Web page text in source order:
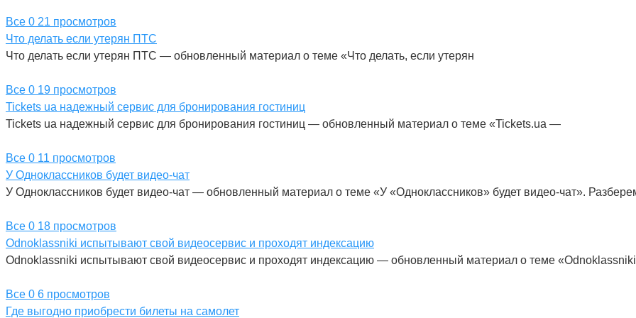
Все 0 21 просмотров
Что делать если утерян ПТС
Что делать если утерян ПТС — обновленный материал о теме «Что делать, если утерян
Все 0 19 просмотров
Tickets ua надежный сервис для бронирования гостиниц
Tickets ua надежный сервис для бронирования гостиниц — обновленный материал о теме «Tickets.ua —
Все 0 11 просмотров
У Одноклассников будет видео-чат
У Одноклассников будет видео-чат — обновленный материал о теме «У «Одноклассников» будет видео-чат».
Все 0 18 просмотров
Odnoklassniki испытывают свой видеосервис и проходят индексацию
Odnoklassniki испытывают свой видеосервис и проходят индексацию — обновленный материал о теме
Все 0 6 просмотров
Где выгодно приобрести билеты на самолет